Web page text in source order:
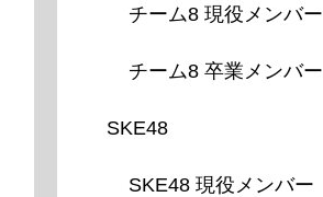
チーム8 現役メンバー
チーム8 卒業メンバー
SKE48
SKE48 現役メンバー